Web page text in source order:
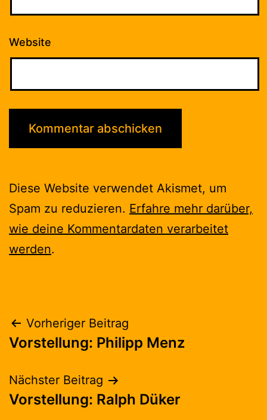
Website
Diese Website verwendet Akismet, um
Spam zu reduzieren. Erfahre mehr darüber,
wie deine Kommentardaten verarbeitet
werden.
Beitragsnavigation
Vorheriger Beitrag
Vorstellung: Philipp Menz
Nächster Beitrag
Vorstellung: Ralph Düker